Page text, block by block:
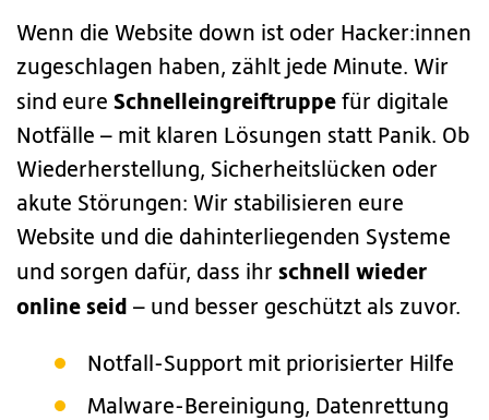
Wenn die Website down ist oder Hacker:innen
zugeschlagen haben, zählt jede Minute. Wir
sind eure Schnelleingreiftruppe für digitale
Notfälle – mit klaren Lösungen statt Panik. Ob
Wiederherstellung, Sicherheitslücken oder
akute Störungen: Wir stabilisieren eure
Website und die dahinterliegenden Systeme
und sorgen dafür, dass ihr schnell wieder
online seid – und besser geschützt als zuvor.
Notfall-Support mit priorisierter Hilfe
Malware-Bereinigung, Datenrettung